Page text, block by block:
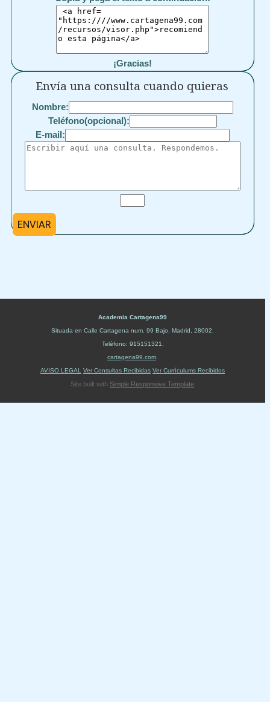
¡Gracias!
Envía una consulta cuando quieras
Nombre:
Teléfono(opcional):
E-mail:
ENVIAR
Academia Cartagena99
Situada en Calle Cartagena num. 99 Bajo Madrid 28002
Teléfono: 915151321
cartagena99.com
AVISO LEGAL
Ver Consultas Recibidas Ver Currículums Recibidos
Site built with Simple Responsive Template